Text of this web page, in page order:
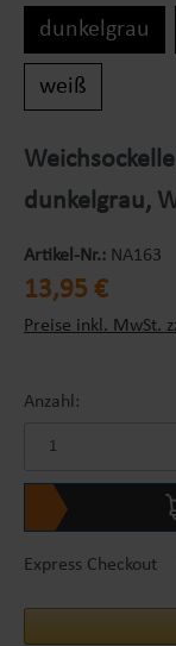
dunkelgrau
weiß
dunkelgrau,
Artikel-Nr.: NA163
Regulärer Preis:
13,95 €
Preise inkl. MwSt.
Anzahl:
Express Checkout